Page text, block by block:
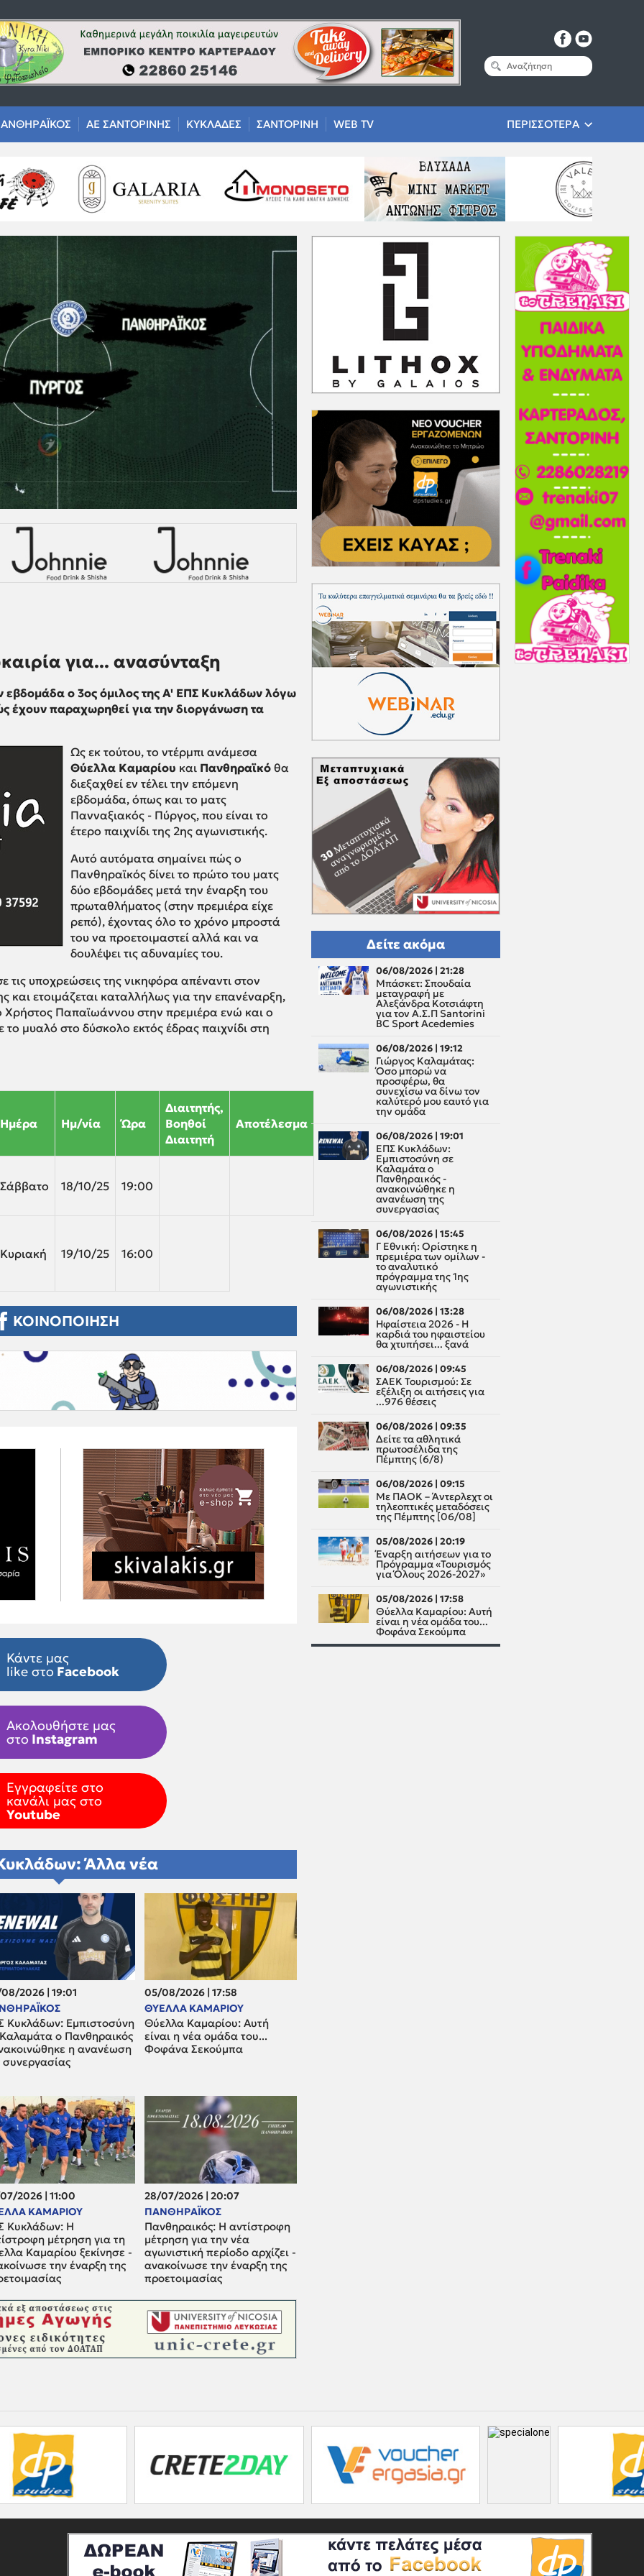
ΑΕ ΣΑΝΤΟΡΙΝΗΣ ΚΥΚΛΑΔΕΣ ΣΑΝΤΟΡΙΝΗ WEB TV ΠΕΡΙΣΣΟΤΕΡΑ
για... ανασύνταξη
εβδομάδα ο 3ος όμιλος της Α' ΕΠΣ Κυκλάδων λόγω
έχουν παραχωρηθεί για την διοργάνωση τα
Ως εκ τούτου, το ντέρμπι ανάμεσα
Θύελλα Καμαρίου και Πανθηραϊκό θα
διεξαχθεί εν τέλει την επόμενη
εβδομάδα, όπως και το ματς
Πανναξιακός - Πύργος, που είναι το
έτερο παιχνίδι της 2ης αγωνιστικής.
Αυτό αυτόματα σημαίνει πώς ο
Πανθηραϊκός δίνει το πρώτο του ματς
δύο εβδομάδες μετά την έναρξη του
πρωταθλήματος (στην πρεμιέρα είχε
ρεπό), έχοντας όλο το χρόνο μπροστά
του να προετοιμαστεί αλλά και να
δουλέψει τις αδυναμίες του.
υποχρεώσεις της νικηφόρα απέναντι στον
και ετοιμάζεται καταλλήλως για την επανέναρξη,
Χρήστος Παπαϊωάννου στην πρεμιέρα ενώ και ο
το μυαλό στο δύσκολο εκτός έδρας παιχνίδι στη
Ημέρα Ημ/νία Ώρα
Διαιτητής,
Βοηθοί
Διαιτητή
Αποτέλεσμα
Σάββατο 18/10/25 19:00
Κυριακή 19/10/25 16:00
ΚΟΙΝΟΠΟΙΗΣΗ
Κάντε μας
like στο Facebook
Ακολουθήστε μας
στο Instagram
Εγγραφείτε στο
κανάλι μας στο
Youtube
Άλλα νέα
2026 | 19:01
Κυκλάδων: Εμπιστοσύνη
ο Πανθηραικός
η ανανέωση
συνεργασίας
05/08/2026 | 17:58
ΘΥΕΛΛΑ ΚΑΜΑΡΙΟΥ
Θύελλα Καμαρίου: Αυτή
είναι η νέα ομάδα του...
Φοφάνα Σεκούμπα
2026 | 11:00
ΚΑΜΑΡΙΟΥ
Κυκλάδων: Η
μέτρηση για τη
Καμαρίου ξεκίνησε -
την έναρξη της
28/07/2026 | 20:07
ΠΑΝΘΗΡΑΪΚΟΣ
Πανθηραικός: Η αντίστροφη
μέτρηση για την νέα
αγωνιστική περίοδο αρχίζει -
ανακοίνωσε την έναρξη της
προετοιμασίας
Δείτε ακόμα
06/08/2026 | 21:28
Μπάσκετ: Σπουδαία
μεταγραφή με
Αλεξάνδρα Κοτσιάφτη
για τον A.Σ.Π Santorini
BC Sport Acedemies
06/08/2026 | 19:12
Γιώργος Καλαμάτας:
Όσο μπορώ να
προσφέρω, θα
συνεχίσω να δίνω τον
καλύτερό μου εαυτό για
την ομάδα
06/08/2026 | 19:01
ΕΠΣ Κυκλάδων:
Εμπιστοσύνη σε
Καλαμάτα ο
Πανθηραικός -
ανακοινώθηκε η
ανανέωση της
συνεργασίας
06/08/2026 | 15:45
Γ Εθνική: Ορίστηκε η
πρεμιέρα των ομίλων -
το αναλυτικό
πρόγραμμα της 1ης
αγωνιστικής
06/08/2026 | 13:28
Ηφαίστεια 2026 - Η
καρδιά του ηφαιστείου
θα χτυπήσει... ξανά
06/08/2026 | 09:45
ΣΑΕΚ Τουρισμού: Σε
εξέλιξη οι αιτήσεις για
...976 θέσεις
06/08/2026 | 09:35
Δείτε τα αθλητικά
πρωτοσέλιδα της
Πέμπτης (6/8)
06/08/2026 | 09:15
Με ΠΑΟΚ – Άντερλεχτ οι
τηλεοπτικές μεταδόσεις
της Πέμπτης [06/08]
05/08/2026 | 20:19
Έναρξη αιτήσεων για το
Πρόγραμμα «Τουρισμός
για Όλους 2026-2027»
05/08/2026 | 17:58
Θύελλα Καμαρίου: Αυτή
είναι η νέα ομάδα του...
Φοφάνα Σεκούμπα